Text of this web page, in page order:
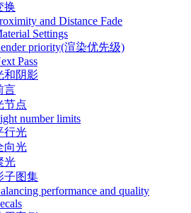
换
and Distance Fade
Settings
priority(渲染优先级)
Pass
和阴影
言
节点
number limits
行光
向光
光
子图集
performance and quality